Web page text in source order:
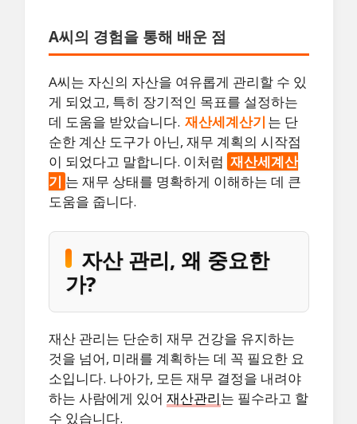
A씨의 경험을 통해 배운 점
A씨는 자신의 자산을 여유롭게 관리할 수 있
게 되었고, 특히 장기적인 목표를 설정하는
데 도움을 받았습니다. 재산세계산기 는 단
순한 계산 도구가 아닌, 재무 계획의 시작점
이 되었다고 말합니다. 이처럼 재산세계산
기 는 재무 상태를 명확하게 이해하는 데 큰
도움을 줍니다.
자산 관리, 왜 중요한
가?
재산 관리는 단순히 재무 건강을 유지하는
것을 넘어, 미래를 계획하는 데 꼭 필요한 요
소입니다. 나아가, 모든 재무 결정을 내려야
하는 사람에게 있어 재산관리는 필수라고 할
수 있습니다.